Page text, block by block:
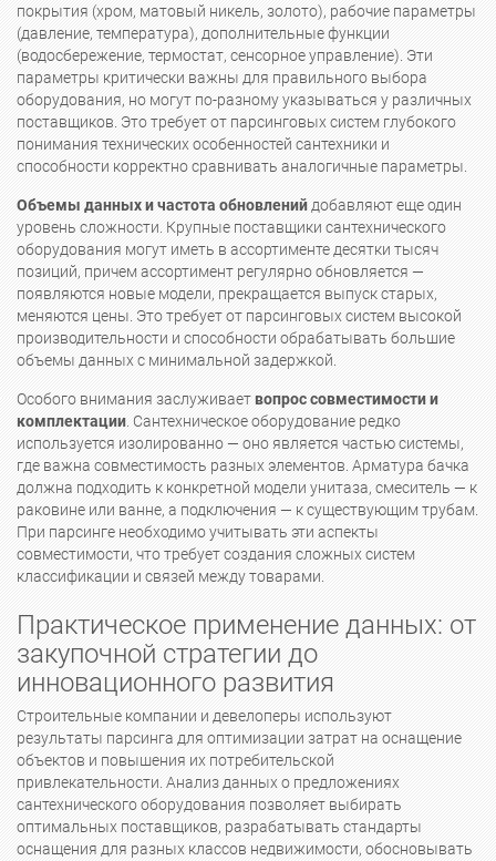
покрытия (хром, матовый никель, золото), рабочие параметры
(давление, температура), дополнительные функции
(водосбережение, термостат, сенсорное управление). Эти
параметры критически важны для правильного выбора
оборудования, но могут по-разному указываться у различных
поставщиков. Это требует от парсинговых систем глубокого
понимания технических особенностей сантехники и
способности корректно сравнивать аналогичные параметры.
Объемы данных и частота обновленийдобавляют еще один
уровень сложности. Крупные поставщики сантехнического
оборудования могут иметь в ассортименте десятки тысяч
позиций, причем ассортимент регулярно обновляется —
появляются новые модели, прекращается выпуск старых,
меняются цены. Это требует от парсинговых систем высокой
производительности и способности обрабатывать большие
объемы данных с минимальной задержкой.
Особого внимания заслуживаетвопрос совместимости и
комплектации. Сантехническое оборудование редко
используется изолированно — оно является частью системы,
где важна совместимость разных элементов. Арматура бачка
должна подходить к конкретной модели унитаза, смеситель — к
раковине или ванне, а подключения — к существующим трубам.
При парсинге необходимо учитывать эти аспекты
совместимости, что требует создания сложных систем
классификации и связей между товарами.
Практическое применение данных: от
закупочной стратегии до
инновационного развития
Строительные компании и девелоперы используют
результаты парсинга для оптимизации затрат на оснащение
объектов и повышения их потребительской
привлекательности. Анализ данных о предложениях
сантехнического оборудования позволяет выбирать
оптимальных поставщиков, разрабатывать стандарты
оснащения для разных классов недвижимости, обосновывать